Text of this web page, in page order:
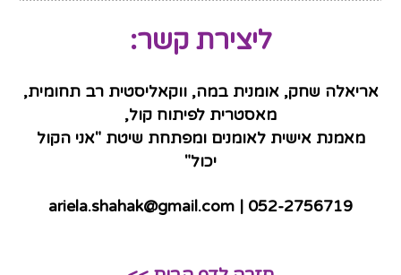
ליצירת קשר:
אריאלה שחק, אומנית במה, ווקאליסטית רב תחומית,
מאסטרית לפיתוח קול,
מאמנת אישית לאומנים ומפתחת שיטת "אני הקול
יכול"
ariela.shahak@gmail.com | 052-2756719